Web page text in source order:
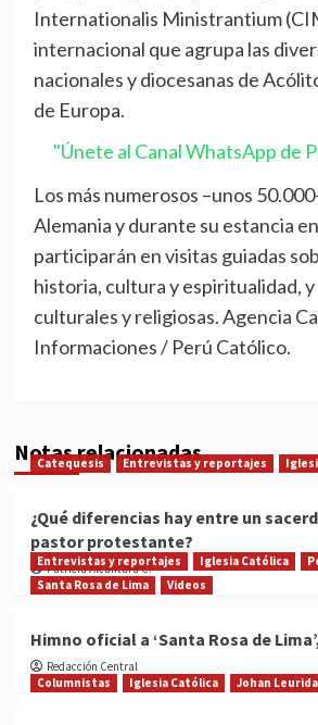
Internationalis Ministrantium
internacional que agrupa las
nacionales y diocesanas de
de Europa.
"Únete al Canal WhatsApp de
Los más numerosos –unos
Alemania y durante su estancia
participarán en visitas guiadas
historia, cultura y espiritualidad,
culturales y religiosas. Agencia
Informaciones / Perú Católico.
Notas relacionadas
Catequesis Entrevistas y reportajes
¿Qué diferencias hay entre un
pastor protestante?
Patricia Alcántara C.
Entrevistas y reportajes Iglesia Católica
Santa Rosa de Lima
Videos
Himno oficial a ‘Santa Rosa de
Redacción Central
Columnistas
Iglesia Católica Johan